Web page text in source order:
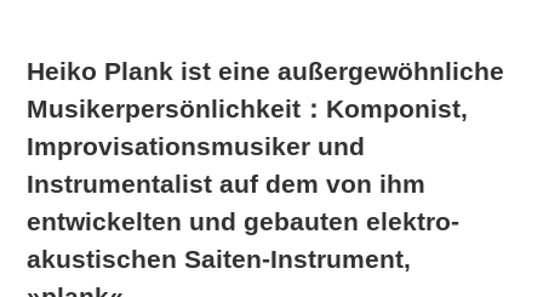
dran
sein
Heiko Plank ist eine außergewöhnliche
Musikerpersönlichkeit：Komponist,
Improvisationsmusiker und
Instrumentalist auf dem von ihm
entwickelten und gebauten elektro-
akustischen Saiten-Instrument‚